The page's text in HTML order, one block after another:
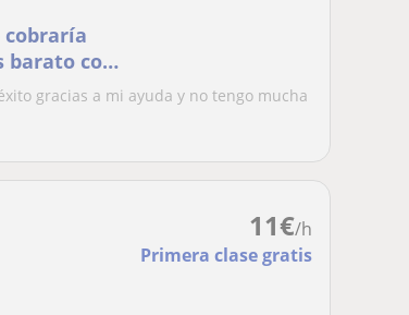
como
gracias a mi ayuda y no tengo mucha
11€/h
Primera clase gratis